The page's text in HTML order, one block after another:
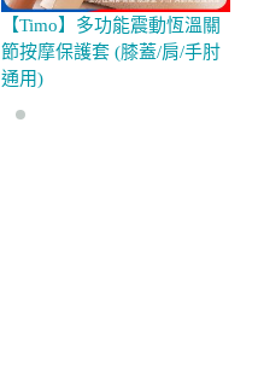
【Timo】多功能震動恆溫關
節按摩保護套 (膝蓋/肩/手肘
通用)